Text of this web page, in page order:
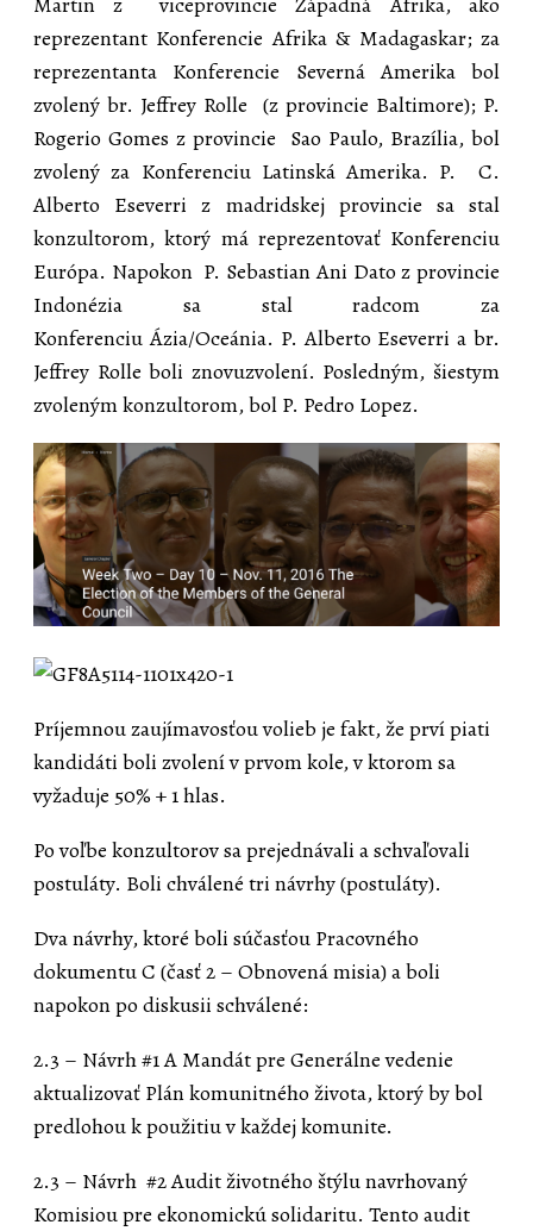
reprezentant Konferencie Afrika & Madagaskar; za
reprezentanta Konferencie Severná Amerika bol
zvolený br. Jeffrey Rolle (z provincie Baltimore); P.
Rogerio Gomes z provincie Sao Paulo, Brazília, bol
zvolený za Konferenciu Latinská Amerika. P. C.
Alberto Eseverri z madridskej provincie sa stal
konzultorom, ktorý má reprezentovať Konferenciu
Európa. Napokon P. Sebastian Ani Dato z provincie
Indonézia sa stal radcom za
Konferenciu Ázia/Oceánia. P. Alberto Eseverri a br.
Jeffrey Rolle boli znovuzvolení. Posledným, šiestym
zvoleným konzultorom, bol P. Pedro Lopez.
Príjemnou zaujímavosťou volieb je fakt, že prví piati
kandidáti boli zvolení v prvom kole, v ktorom sa
vyžaduje 50% + 1 hlas.
Po voľbe konzultorov sa prejednávali a schvaľovali
postuláty. Boli chválené tri návrhy (postuláty).
Dva návrhy, ktoré boli súčasťou Pracovného
dokumentu C (časť 2 – Obnovená misia) a boli
napokon po diskusii schválené:
2.3 – Návrh #1 A Mandát pre Generálne vedenie
aktualizovať Plán komunitného života, ktorý by bol
predlohou k použitiu v každej komunite.
2.3 – Návrh #2 Audit životného štýlu navrhovaný
Komisiou pre ekonomickú solidaritu. Tento audit